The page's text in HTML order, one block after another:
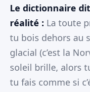
Le dictionnaire
réalité : La toute
tu bois dehors au
glacial (c’est la
soleil brille, alors
tu fais comme si